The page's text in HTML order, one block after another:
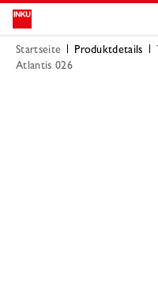
Startseite Produktdetails
Atlantis 026